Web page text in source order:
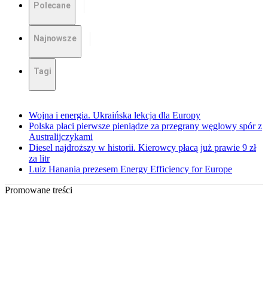
Polecane
Najnowsze
Tagi
Wojna i energia. Ukraińska lekcja dla Europy
Polska płaci pierwsze pieniądze za przegrany węglowy spór z
Australijczykami
Diesel najdroższy w historii. Kierowcy płacą już prawie 9 zł
za litr
Luiz Hanania prezesem Energy Efficiency for Europe
Promowane treści